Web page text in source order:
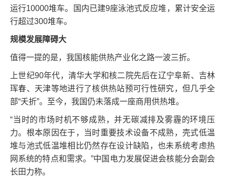
运行10000堆车。国内已建9座泳池式反应堆，累计安全运
行超过300堆车。
规模发展障碍大
值得一提的是，我国核能供热产业化之路一波三折。
上世纪90年代，清华大学和核二院先后在辽宁阜新、吉林
珲春、天津等地进行了核供热站预可行性研究，但几乎全
部“夭折”。至今，我国仍未落成一座商用供热堆。
“当时的市场时机不够成熟，并无碳减排及雾霾的环境压
力。根本原因在于，当时重要技术设备不成熟，壳式低温
堆与池式低温堆相比仍然存在设计缺陷，也未系统考虑热
网系统的特点和需求。”中国电力发展促进会核能分会副会
长田力称。